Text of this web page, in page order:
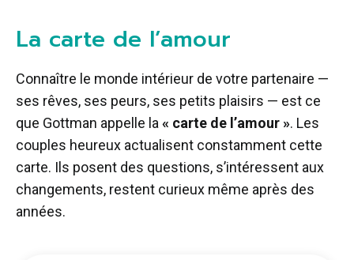
La carte de l’amour
Connaître le monde intérieur de votre partenaire —
ses rêves, ses peurs, ses petits plaisirs — est ce
que Gottman appelle la « carte de l’amour ». Les
couples heureux actualisent constamment cette
carte. Ils posent des questions, s’intéressent aux
changements, restent curieux même après des
années.